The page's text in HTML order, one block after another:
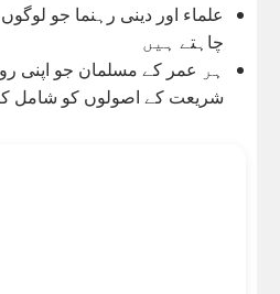
علماء اور دینی رہنما جو
چاہتے ہیں
ہر عمر کے مسلمان جو اپنی
شریعت کے اصولوں کو شامل